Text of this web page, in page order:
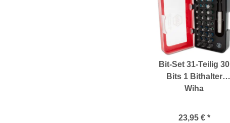
Bit-Set 31-Teilig 30
Bits 1 Bithalter
Wiha
23,95 € *